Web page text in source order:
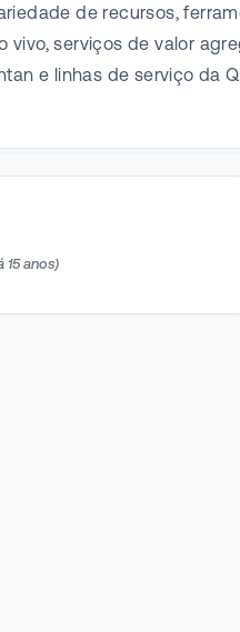
de recursos,
serviços de valor
e linhas de serviço
15 anos)